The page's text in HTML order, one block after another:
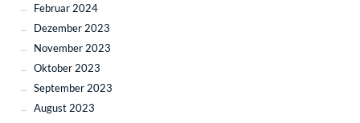
Februar 2024
Dezember 2023
November 2023
Oktober 2023
September 2023
August 2023